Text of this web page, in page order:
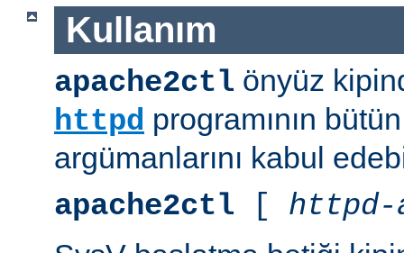
Kullanım
apache2ctl önyüz
httpd programının
argümanlarını kabul
apache2ctl [ httpd-